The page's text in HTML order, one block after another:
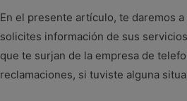
En el presente artículo, te daremos
solicites información de sus
que te surjan de la empresa de
reclamaciones, si tuviste alguna